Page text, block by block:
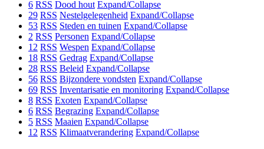
6 RSS Dood hout Expand/Collapse
29 RSS Nestelgelegenheid Expand/Collapse
53 RSS Steden en tuinen Expand/Collapse
2 RSS Personen Expand/Collapse
12 RSS Wespen Expand/Collapse
18 RSS Gedrag Expand/Collapse
28 RSS Beleid Expand/Collapse
56 RSS Bijzondere vondsten Expand/Collapse
69 RSS Inventarisatie en monitoring Expand/Collapse
8 RSS Exoten Expand/Collapse
6 RSS Begrazing Expand/Collapse
5 RSS Maaien Expand/Collapse
12 RSS Klimaatverandering Expand/Collapse